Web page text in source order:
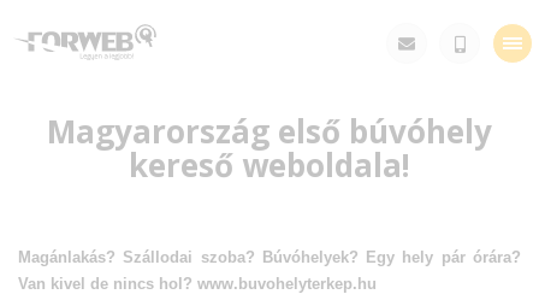
Magyarország első búvóhely
kereső weboldala!
Magánlakás? Szállodai szoba? Búvóhelyek? Egy hely pár órára?
Van kivel de nincs hol? www.buvohelyterkep.hu